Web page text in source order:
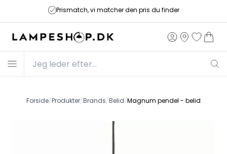
Prismatch, vi matcher den pris du finder
Forside/Produkter/Brands/Belid/Magnum pendel - belid